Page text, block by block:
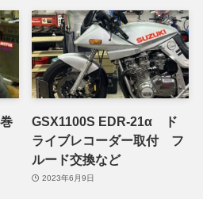
GSX1100S EDR-21α ド
ライブレコーダー取付 フ
ルード交換など
2023年6月9日